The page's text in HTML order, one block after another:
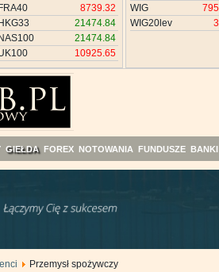
FRA40
8739.32
HKG33
21474.84
NAS100
21474.84
10925.65
WIG
WIG20lev
GIEŁDA FOREX NOTOWANIA FUNDUSZE BANKI
Przemysł spożywczy